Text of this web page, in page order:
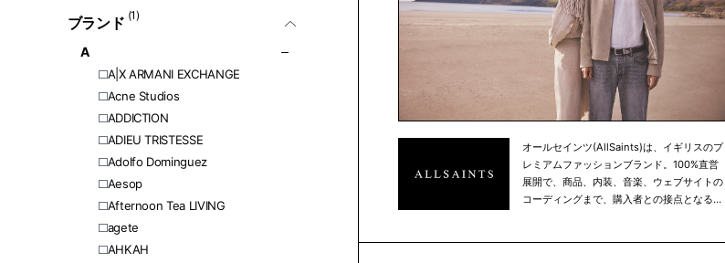
ブランド (1)
A
A|X ARMANI EXCHANGE
Acne Studios
ADDICTION
ADIEU TRISTESSE
Adolfo Dominguez
Aesop
Afternoon Tea LIVING
agete
AHKAH
オールセインツ(AllSaints)は、イギリスのプ
レミアムファッションブランド。100%直営
展開で、商品、内装、音楽、ウェブサイトの
コーディングまで、購入者との接点となる場